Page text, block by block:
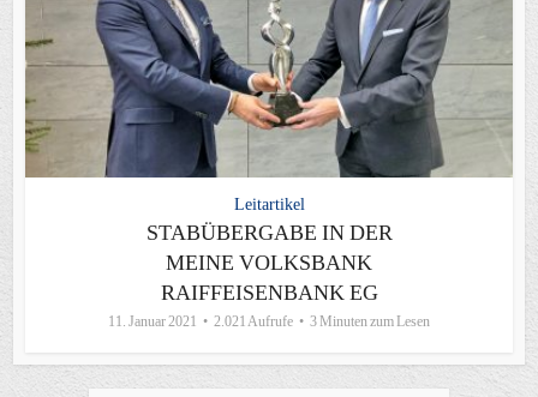
Leitartikel
STABÜBERGABE IN DER
MEINE VOLKSBANK
RAIFFEISENBANK EG
11. Januar 2021 2.021 Aufrufe 3 Minuten zum Lesen